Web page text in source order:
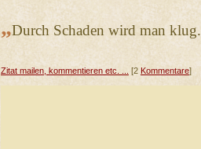
„Durch Schaden wird man klug.
Zitat mailen, kommentieren etc. ...
[2 Kommentare]